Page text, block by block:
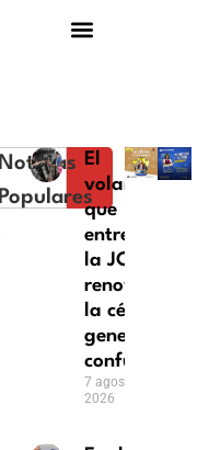
Noticias
Populares
El
volante
que
entrega
la JCE al
renovar
la cédula
genera
confusión
7 agosto,
2026